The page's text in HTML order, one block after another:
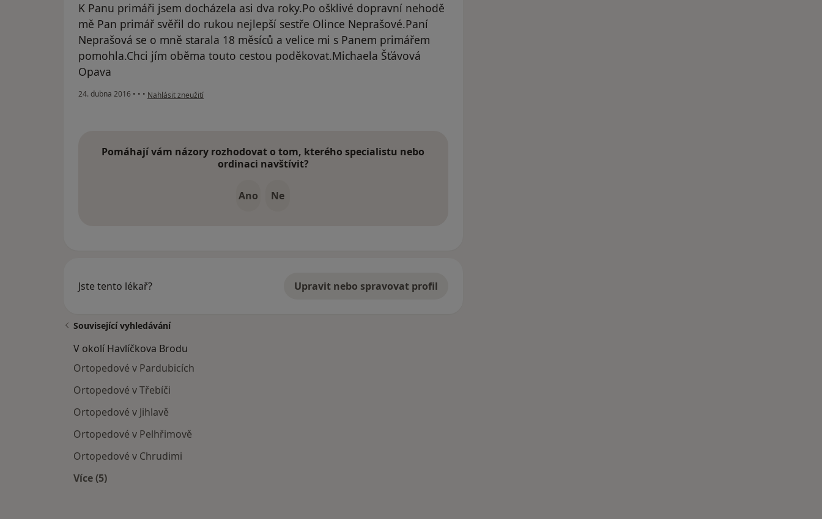
K Panu primáři jsem docházela asi dva roky.Po ošklivé dopravní nehodě
mě Pan primář svěřil do rukou nejlepší sestře Olince Neprašové.Paní
Neprašová se o mně starala 18 měsíců a velice mi s Panem primářem
pomohla.Chci jím oběma touto cestou poděkovat.Michaela Šťávová
Opava
24. dubna 2016 • • • podle názoru uživatele Váš účet byl odstraněn
Nahlásit zneužití
Pomáhají vám názory rozhodovat o tom, kterého specialistu nebo
ordinaci navštívit?
Ano Ne
Jste tento lékař? Upravit nebo spravovat profil
Související vyhledávání
V okolí Havlíčkova Brodu
Ortopedové v Pardubicích
Ortopedové v Třebíči
Ortopedové v Jihlavě
Ortopedové v Pelhřimově
Ortopedové v Chrudimi
Více (5)